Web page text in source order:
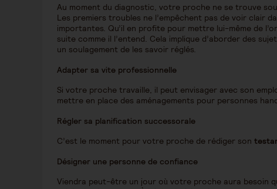
Au moment du diagnostic, votre proche ne se trouve
Les premiers troubles ne l’empêchent pas de voir clair
importantes. Qu’il en profite pour mettre lui-même de
suite comme il l’entend. Cela implique d’aborder des
un soulagement de les savoir réglés.
Adapter sa vite professionnelle
Si votre proche travaille, il peut envisager avec son
mettre en place des aménagements pour personnes
Régler sa planification successorale
C’est le moment pour votre proche de rédiger son
Désigner une personne de confiance
Viendra peut-être un jour où votre proche aura besoin